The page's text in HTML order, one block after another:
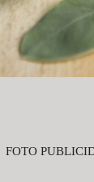
FOTO